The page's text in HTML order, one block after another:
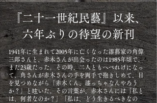
『二十一世紀民藝』以来、
六年ぶりの待望の新刊
1941年に生まれて2005年に亡くなった漆藝家の角偉
三郎さんと、赤木さんが出会ったのは1985年頃で、
まだ23歳だった。その時、二人ともへべれけになっ
て、角さんが赤木さんの手を両手で抱きしめて、目
を見つめながら「赤木くん、漆っちゃなんやろう
か？」と呟いた。その言葉が、赤木さんには「私と
は、何者なのか？」「私は、どう生きるべきなの